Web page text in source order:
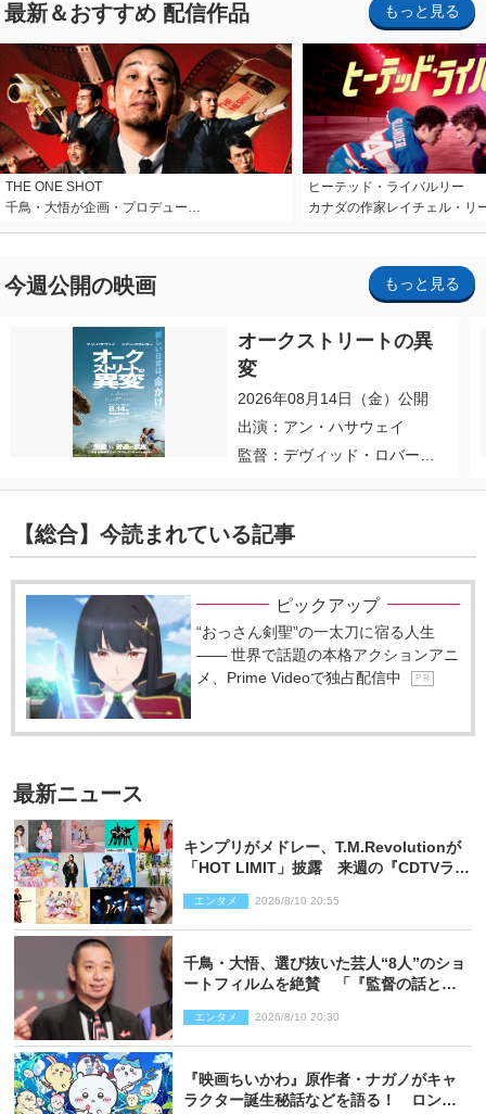
最新＆おすすめ 配信作品 もっと見る
THE ONE SHOT
千鳥・大悟が企画・プロデュー…
ヒーテッド・ライバルリー
カナダの作家レイチェル・リ
今週公開の映画 もっと見る
オークストリートの異
変
2026年08月14日（金）公開
出演：アン・ハサウェイ
監督：デヴィッド・ロバー
【総合】今読まれている記事
ピックアップ
“おっさん剣聖”の一太刀に宿る人生
―― 世界で話題の本格アクションアニ
メ、Prime Videoで独占配信中
P R
最新ニュース
キンプリがメドレー、T.M.Revolutionが
「HOT LIMIT」披露 来週の『CDTVライ
エンタメ 2026/8/10 20:55
千鳥・大悟、選び抜いた芸人“8人”のショ
ートフィルムを絶賛 「『監督の話とか
した」
エンタメ 2026/8/10 20:30
『映画ちいかわ』原作者・ナガノがキャ
ラクター誕生秘話などを語る！ ロング